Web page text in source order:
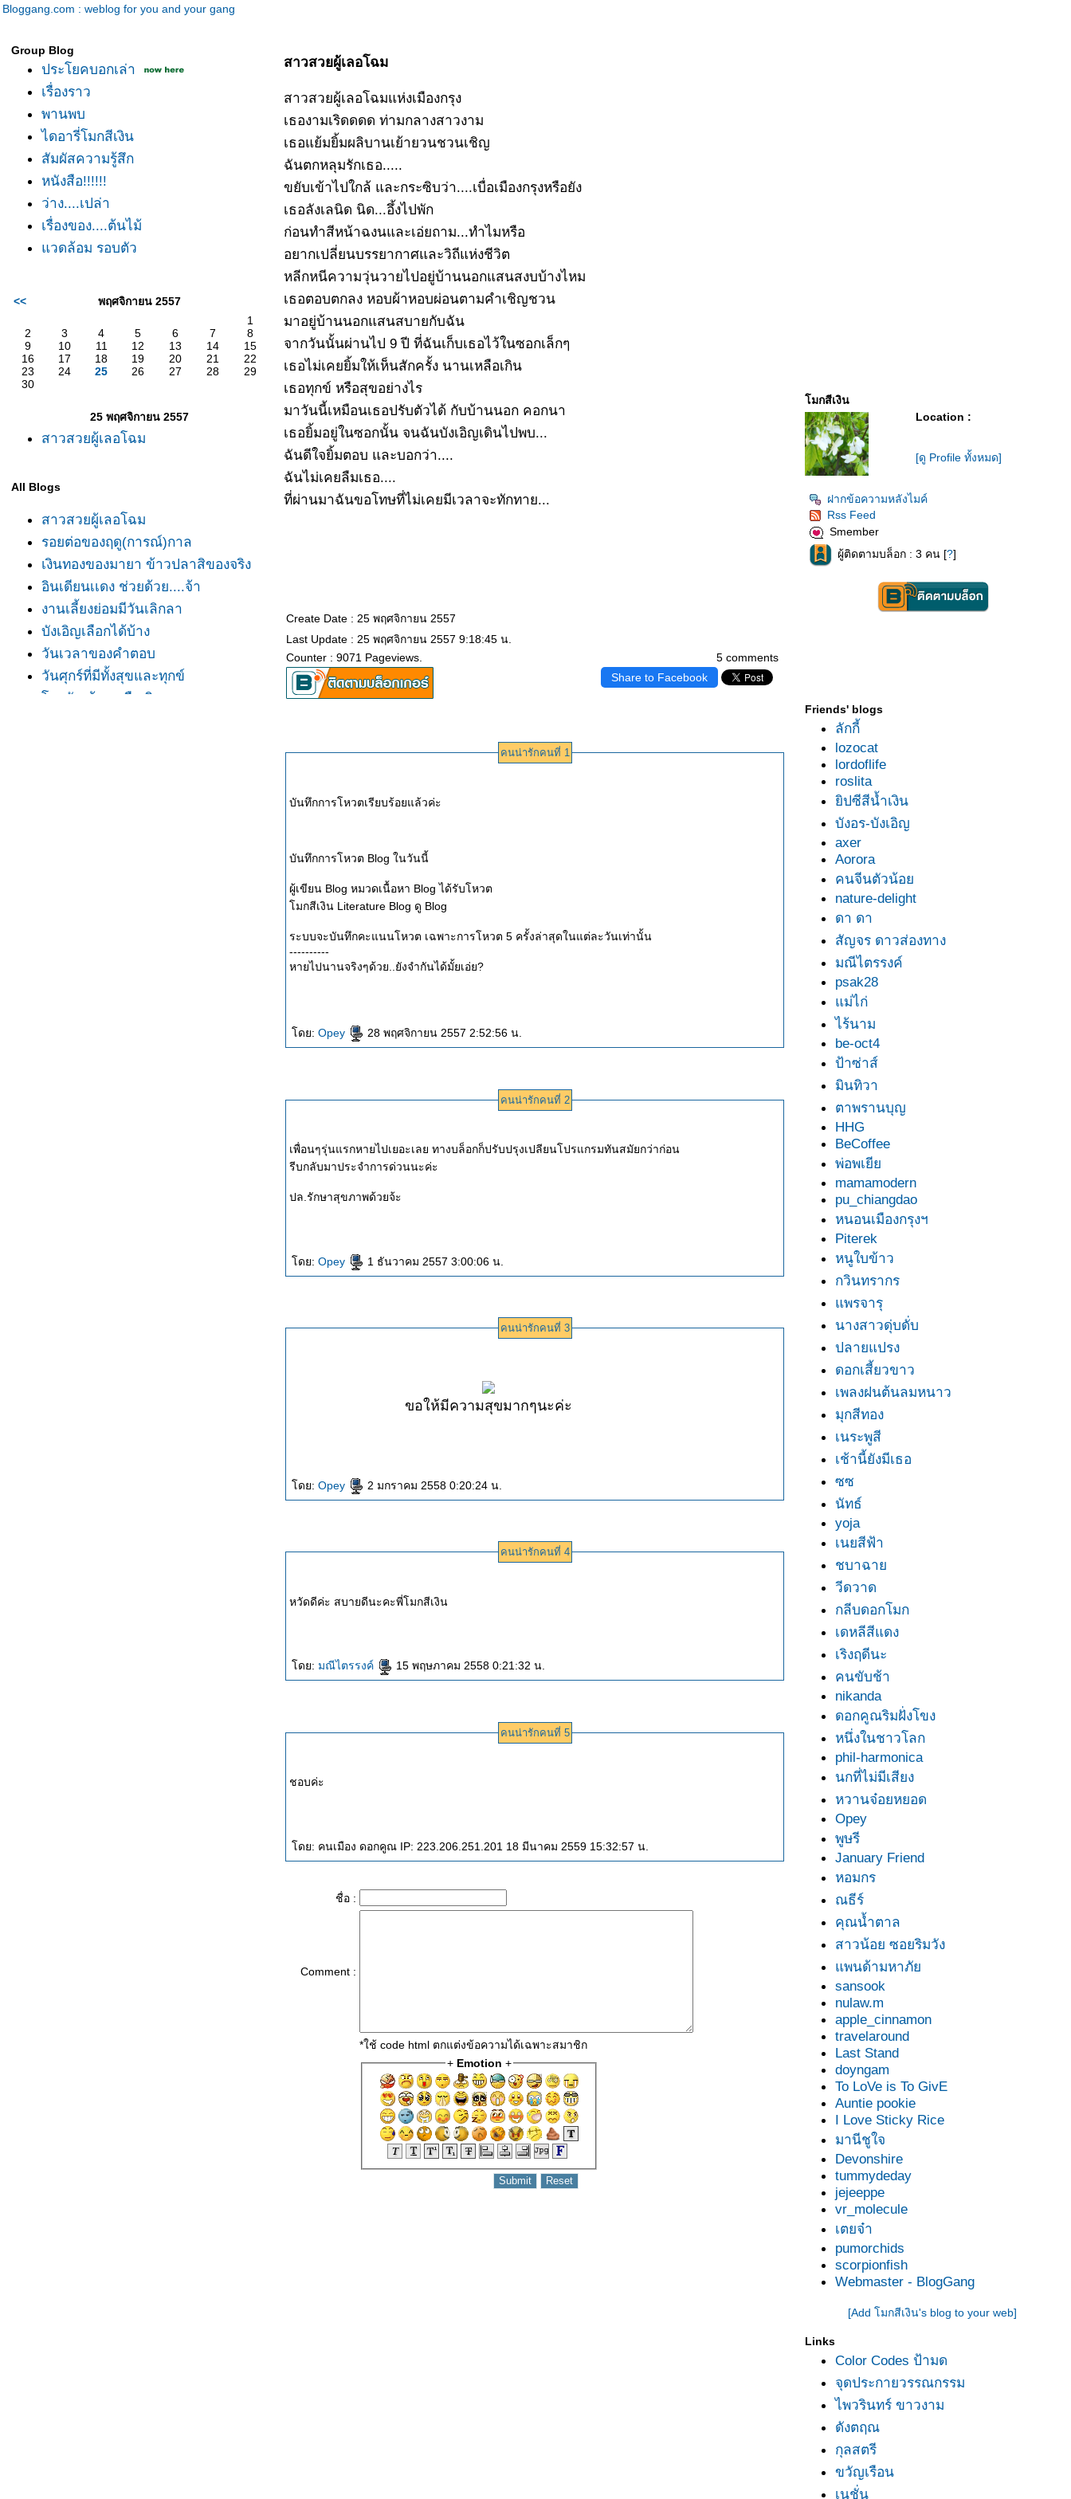
Bloggang.com : weblog for you and your gang
Group Blog
ประโยคบอกเล่า
เรื่องราว
พานพบ
ไดอารี่โมกสีเงิน
สัมผัสความรู้สึก
หนังสือ!!!!!!
ว่าง....เปล่า
เรื่องของ....ต้นไม้
วดล้อม รอบตัว
<<
พฤศจิกายน 2557
1
2
3 4 5 6 7
8
9
10 11 12 13 14
15
16
17 18 19 20 21
22
23
24 25 26 27 28
29
30
25 พฤศจิกายน 2557
สาวสวยผู้เลอโฉม
All Blogs
สาวสวยผู้เลอโฉม
รอยต่อของฤดู(การณ์)กาล
เงินทองของมายา ข้าวปลาสิของจริง
อินเดียนเเดง ช่วยด้วย....จ้า
งานเลี้ยงย่อมมีวันเลิกลา
บังเอิญเลือกได้บ้าง
วันเวลาของคำตอบ
วันศุกร์ที่มีทั้งสุขและทุกข์
ลกยังกว้างเหลือเกิน
สาวสวยผู้เลอโฉม
สาวสวยผู้เลอโฉมแห่งเมืองกรุง
เธองามเริดดดด ท่ามกลางสาวงาม
เธอแย้มยิ้มผลิบานเย้ายวนชวนเชิญ
ฉันตกหลุมรักเธอ.....
ขยับเข้าไปใกล้ และกระซิบว่า....เบื่อเมืองกรุงหรือยัง
เธอลังเลนิด นิด...อึ้งไปพัก
ก่อนทำสีหน้าฉงนและเอ่ยถาม...ทำไมหรือ
อยากเปลี่ยนบรรยากาศและวิถีแห่งชีวิต
หลีกหนีความวุ่นวายไปอยู่บ้านนอกแสนสงบบ้างไหม
เธอตอบตกลง หอบผ้าหอบผ่อนตามคำเชิญชวน
มาอยู่บ้านนอกแสนสบายกับฉัน
จากวันนั้นผ่านไป 9 ปี ที่ฉันเก็บเธอไว้ในซอกเล็กๆ
เธอไม่เคยยิ้มให้เห็นสักครั้ง นานเหลือเกิน
เธอทุกข์ หรือสุขอย่างไร
มาวันนี้เหมือนเธอปรับตัวได้ กับบ้านนอก คอกนา
เธอยิ้มอยู่ในซอกนั้น จนฉันบังเอิญเดินไปพบ...
ฉันดีใจยิ้มตอบ และบอกว่า....
ฉันไม่เคยลืมเธอ....
ที่ผ่านมาฉันขอโทษที่ไม่เคยมีเวลาจะทักทาย...
Create Date : 25 พฤศจิกายน 2557
5 comments
Last Update : 25 พฤศจิกายน 2557 9:18:45 น.
Counter : 9071 Pageviews.
Share to Facebook
คนน่ารักคนที่ 1
บันทึกการโหวตเรียบร้อยแล้วค่ะ
บันทึกการโหวต Blog ในวันนี้
ผู้เขียน Blog หมวดเนื้อหา Blog ได้รับโหวต
มกสีเงิน Literature Blog ดู Blog
ระบบจะบันทึกคะแนนโหวต เฉพาะการโหวต 5 ครั้งล่าสุดในแต่ละวันเท่านั้น
----------
หายไปนานจริงๆด้วย..ยังจำกันได้มั้ยเอ่ย?
ดย: Opey 28 พฤศจิกายน 2557 2:52:56 น.
คนน่ารักคนที่ 2
เพื่อนๆรุ่นแรกหายไปเยอะเลย ทางบล็อกก็ปรับปรุงเปลียนโปรแกรมทันสมัยกว่าก่อน
รีบกลับมาประจำการด่วนนะค่ะ
ปล.รักษาสุขภาพด้วยจ้ะ
ดย: Opey 1 ธันวาคม 2557 3:00:06 น.
คนน่ารักคนที่ 3
ขอให้มีความสุขมากๆนะค่ะ
ดย: Opey 2 มกราคม 2558 0:20:24 น.
คนน่ารักคนที่ 4
หวัดดีค่ะ สบายดีนะคะพี่โมกสีเงิน
ดย: มณีไตรรงค์ 15 พฤษภาคม 2558 0:21:32 น.
คนน่ารักคนที่ 5
ชอบค่ะ
ดย: คนเมือง ดอกคูณ IP: 223.206.251.201 18 มีนาคม 2559 15:32:57 น.
ชื่อ :
Comment :
*ใช้ code html ตกแต่งข้อความได้เฉพาะสมาชิก
+ Emotion +
มกสีเงิน
Location :
[ดู Profile ทั้งหมด]
ฝากข้อความหลังไมค์
Rss Feed
Smember
ผู้ติดตามบล็อก : 3 คน [?]
Friends' blogs
ลักกี้
lozocat
lordoflife
roslita
ิปซีสีน้ำเงิน
บังอร-บังเอิญ
axer
Aorora
คนจีนตัวน้อ
nature-delight
ดา ดา
สัญจร ดาวส่องทาง
มณีไตรรงค์
psak28
ม่ไก่
ไร้นาม
be-oct4
ป้าซ่าส์
มินทิวา
ตาพรานบุญ
HHG
BeCoffee
พ่อพเยี
mamamodern
pu_chiangdao
หนอนเมืองกรุงฯ
Piterek
หนูใบข้าว
กวินทรากร
พรจารุ
นางสาวดุ่บดั่บ
ปลายแปรง
ดอกเสี้ยวขาว
เพลงฝนต้นลมหนาว
มุกสีทอง
เนระพูสี
เช้านี้ยังมีเธอ
ซซ
นัทธ์
yoja
เนยสีฟ้า
ชบาฉา
วีดวาด
กลีบดอกโมก
เดหลีสีแดง
เริงฤดีนะ
คนขับช้า
nikanda
ดอกคูณริมฝั่งโขง
หนึ่งในชาวโลก
phil-harmonica
นกที่ไม่มีเสียง
หวานจ๋อยหยอด
Opey
พูษรี
January Friend
หอมกร
ณธีร์
คุณน้ำตาล
สาวน้อย ซอยริมวัง
พนด้ามหาภั
sansook
nulaw.m
apple_cinnamon
travelaround
Last Stand
doyngam
To LoVe is To GivE
Auntie pookie
I Love Sticky Rice
มานีชูใจ
Devonshire
tummydeday
jejeeppe
vr_molecule
เตยจ๋า
pumorchids
scorpionfish
Webmaster - BlogGang
[Add โมกสีเงิน's blog to your web]
Links
Color Codes ป้ามด
จุดประกายวรรณกรรม
ไพวรินทร์ ขาวงาม
ดังตฤณ
กุลสตรี
ขวัญเรือน
เนชั่น